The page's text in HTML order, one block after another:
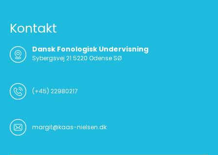
Kontakt
Dansk Fonologisk Undervisning
Sybergsvej 21 5220 Odense SØ
(+45) 22980217
margit@kaas-nielsen.dk